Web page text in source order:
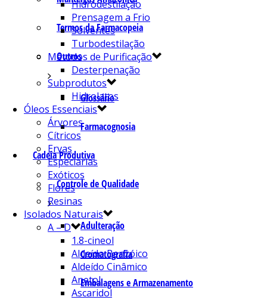
Termos da Farmacopeia
Outros
Glossário
Farmacognosia
Cadeia Produtiva
Controle de Qualidade
Adulteração
Cromatografia
Embalagens e Armazenamento
Hidrodestilação
Prensagem a Frio
Solventes
Turbodestilação
Métodos de Purificação
Desterpenação
Subprodutos
Hidrolatos
Óleos Essenciais
Árvores
Cítricos
Ervas
Especiarias
Exóticos
Flores
Resinas
Isolados Naturais
A – D
1.8-cineol
Aldeído Benzóico
Aldeído Cinâmico
Anetol
Ascaridol